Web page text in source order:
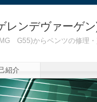
レンデヴァーゲ
G55)からベンツの修理
紹介